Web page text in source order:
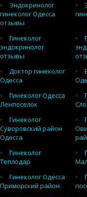
Эндокринолог
гинеколог Одесса
отзывы
Гинеколог
эндокринолог
отзывы
Доктор гинеколог
Одесса
Гинеколог Одесса
Ленпоселок
Гинеколог
Суворовский район
Одесса
Гинеколог
Теплодар
Гинеколог Одесса
Приморский район